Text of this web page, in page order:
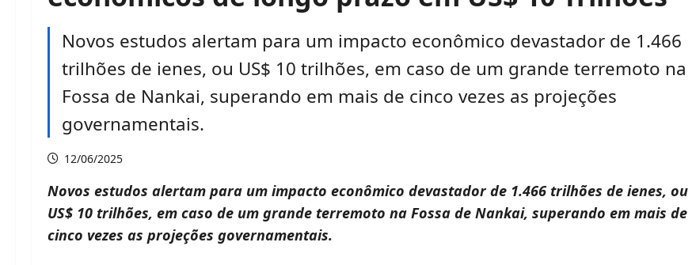
Novos estudos alertam para um impacto econômico devastador de 1.466
trilhões de ienes, ou US$ 10 trilhões, em caso de um grande terremoto na
Fossa de Nankai, superando em mais de cinco vezes as projeções
governamentais.
12/06/2025
Novos estudos alertam para um impacto econômico devastador de 1.466 trilhões de ienes, ou
US$ 10 trilhões, em caso de um grande terremoto na Fossa de Nankai, superando em mais de
cinco vezes as projeções governamentais.